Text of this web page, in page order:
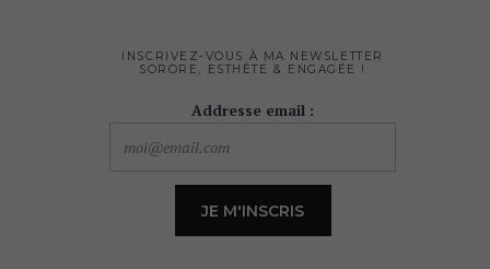
INSCRIVEZ-VOUS À MA NEWSLETTER
SORORE, ESTHÈTE & ENGAGÉE !
Addresse email :